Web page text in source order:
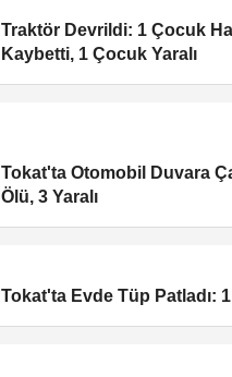
Traktör Devrildi: 1 Çocuk
Kaybetti, 1 Çocuk Yaralı
Tokat'ta Otomobil Duvara
Ölü, 3 Yaralı
Tokat'ta Evde Tüp Patladı: 1